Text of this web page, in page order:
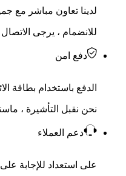
لدينا تعاون مباشر مع
للانضمام ، يرجى
دفع امن
الدفع باستخدام بطاقة
نحن نقبل التأشيرة ،
دعم العملاء
على استعداد للإجابة